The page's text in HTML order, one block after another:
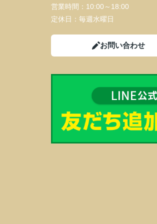
営業時間： 10:00～18:00
定休日： 毎週水曜日
お問い合わせ